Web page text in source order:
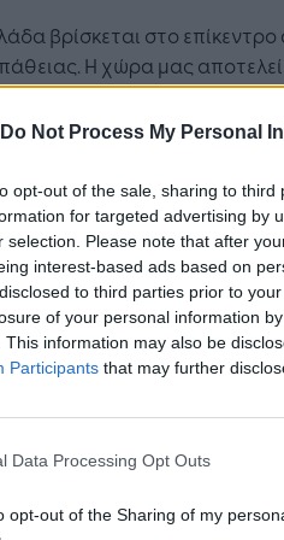
Do Not Process My Personal
opt-out of the sale, sharing to
for targeted advertising by
selection. Please note that after
interest-based ads based on
to third parties prior to
of your personal information
This information may also be
Participants that may further
Data Processing Opt Outs
opt-out of the Sharing of my
βρίσκεται στο
Η χώρα μας αποτελεί
της Ευρώπης με την
τη Μέση Ανατολή και την
αναπτυσσόμενες
μόνο τις ανάγκες της
Αποτελούν κρίσιμα
εφοδιαστικής
η γεωπολιτική
Baltic Sea – Black
για την ΕΕ
στους δύο νέους
σημείωσε ότι ο